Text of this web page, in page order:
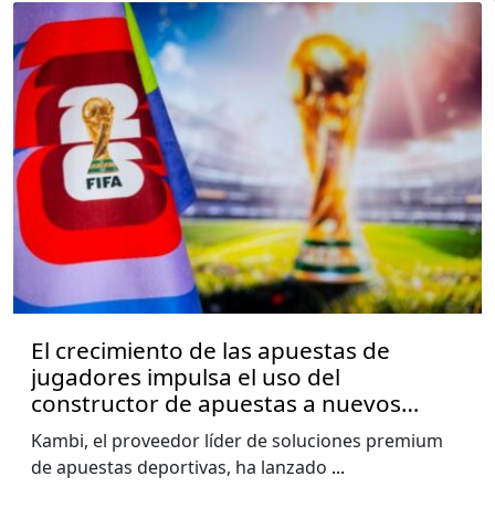
El crecimiento de las apuestas de
jugadores impulsa el uso del
constructor de apuestas a nuevos
niveles, muestra el informe de la Copa
del Mundo de Kambi
Kambi, el proveedor líder de soluciones premium
de apuestas deportivas, ha lanzado ...